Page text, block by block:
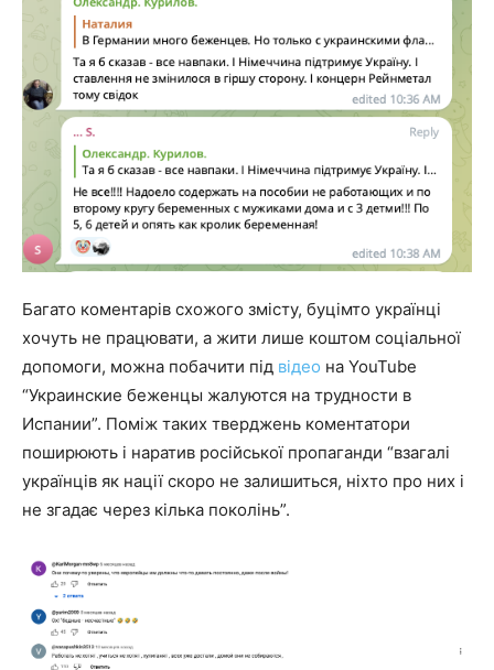
Багато коментарів схожого змісту, буцімто українці
хочуть не працювати, а жити лише коштом соціальної
допомоги, можна побачити під відео на YouTube
“Украинские беженцы жалуются на трудности в
Испании”. Поміж таких тверджень коментатори
поширюють і наратив російської пропаганди “взагалі
українців як нації скоро не залишиться, ніхто про них і
не згадає через кілька поколінь”.